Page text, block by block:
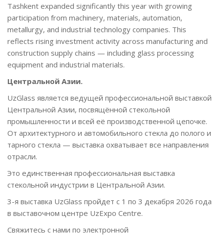
Tashkent expanded significantly this year with growing
participation from machinery, materials, automation,
metallurgy, and industrial technology companies. This
reflects rising investment activity across manufacturing and
construction supply chains — including glass processing
equipment and industrial materials.
Центральной Азии.
UzGlass является ведущей профессиональной выставкой
Центральной Азии, посвящённой стекольной
промышленности и всей её производственной цепочке.
От архитектурного и автомобильного стекла до полого и
тарного стекла — выставка охватывает все направления
отрасли.
Это единственная профессиональная выставка
стекольной индустрии в Центральной Азии.
3-я выставка UzGlass пройдет с 1 по 3 декабря 2026 года
в выставочном центре UzExpo Centre.
Свяжитесь с нами по электронной